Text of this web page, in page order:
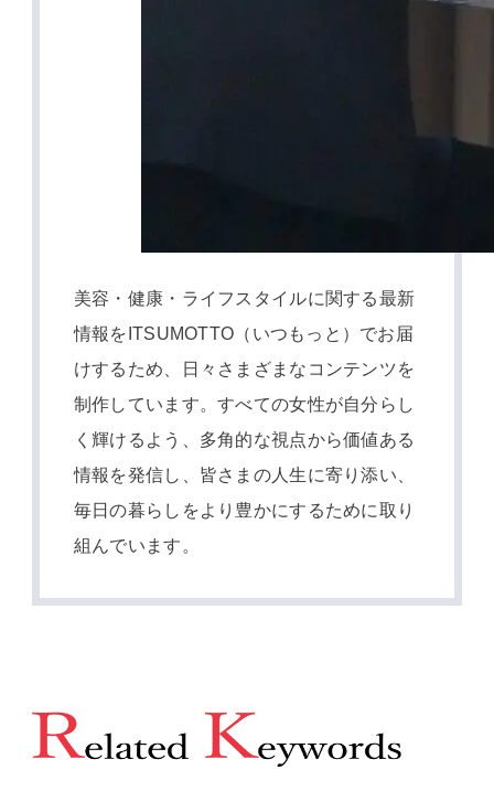
美容・健康・ライフスタイルに関する最新
情報をITSUMOTTO（いつもっと）でお届
けするため、日々さまざまなコンテンツを
制作しています。すべての女性が自分らし
く輝けるよう、多角的な視点から価値ある
情報を発信し、皆さまの人生に寄り添い、
毎日の暮らしをより豊かにするために取り
組んでいます。